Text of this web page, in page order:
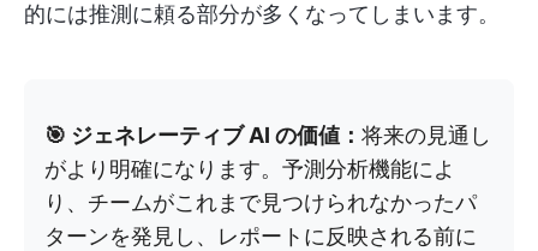
的には推測に頼る部分が多くなってしまいます。
🎯 ジェネレーティブ AI の価値： 将来の見通し
がより明確になります。予測分析機能によ
り、チームがこれまで見つけられなかったパ
ターンを発見し、レポートに反映される前に